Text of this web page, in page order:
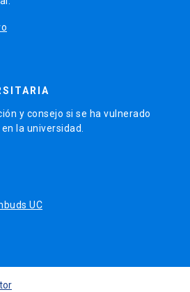
y consejo si se ha vulnerado
la universidad.
UC